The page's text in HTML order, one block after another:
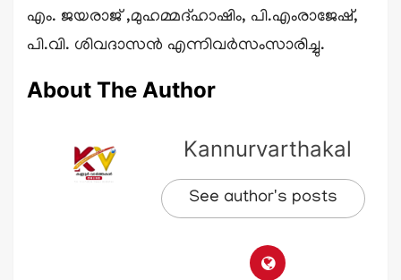
എം. ജയരാജ് ,മുഹമ്മദ്ഹാഷിം, പി.എംരാജേഷ്,
പി.വി. ശിവദാസൻ എന്നിവർസംസാരിച്ചു.
About The Author
Kannurvarthakal
See author's posts